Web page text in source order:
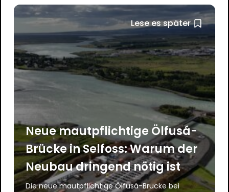
Lese es später
Neue mautpflichtige Ölfusá-
Brücke in Selfoss: Warum der
Neubau dringend nötig ist
Die neue mautpflichtige Ölfusá-Brücke bei